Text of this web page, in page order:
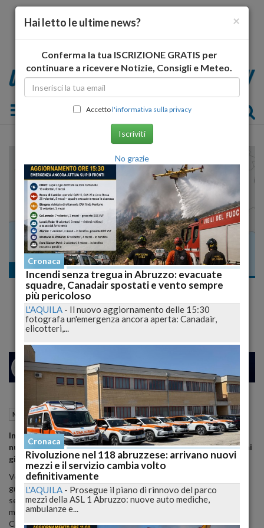
Toggle navigation
Meteo
Maltempo in arrivo: piogge torrenziali e
temporali colpiranno l'Italia nel weekend
MILANO 24 26
Meteo Roma (RM) 18 Ottobre 2024 11:40
Instabilità diffusa e forti precipitazioni in arrivo al Sud, con
nubifragi su Calabria e Sicilia. Ecco cosa ci aspetta nei prossimi
giorni.
Venerdì 18 ottobre 2024,
gran parte dell’Italia, portando piogge e temporali diffusi. Nel fine
settimana, la situazione peggiorerà soprattutto nelle regioni
meridionali, dove si prevedono fenomeni
Calabria e Sicilia saranno le più colpite, con un rischio concreto di
×
Hai letto le ultime news?
Conferma la tua ISCRIZIONE GRATIS per
continuare a ricevere Notizie, Consigli e Meteo.
Accettol'informativa sulla privacy
Iscriviti
No grazie
Cronaca
Incendi senza tregua in Abruzzo: evacuate
squadre, Canadair spostati e vento sempre
più pericoloso
L'AQUILA - Il nuovo aggiornamento delle 15:30
fotografa un'emergenza ancora aperta: Canadair,
elicotteri,...
Cronaca
Rivoluzione nel 118 abruzzese: arrivano nuovi
mezzi e il servizio cambia volto
definitivamente
L'AQUILA - Prosegue il piano di rinnovo del parco
mezzi della ASL 1 Abruzzo: nuove auto mediche,
ambulanze e...